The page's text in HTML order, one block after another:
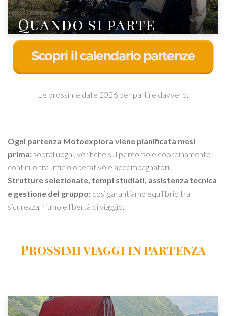
Quando si parte
Le prossime date 2026 per partire davvero.
Ogni partenza Motoexplora viene pianificata mesi
prima: sopralluoghi, verifiche sul percorso e coordinamento
continuo tra ufficio operativo e accompagnatori.
Strutture selezionate, tempi studiati, assistenza tecnica
e gestione del gruppo: così garantiamo equilibrio tra
sicurezza, ritmo e libertà di viaggio.
Prossimi viaggi in partenza